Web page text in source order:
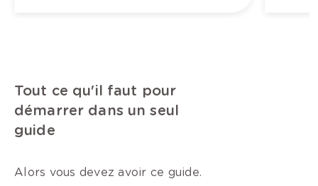
Tout ce qu'il faut pour
démarrer dans un seul
guide
Alors vous devez avoir ce guide.